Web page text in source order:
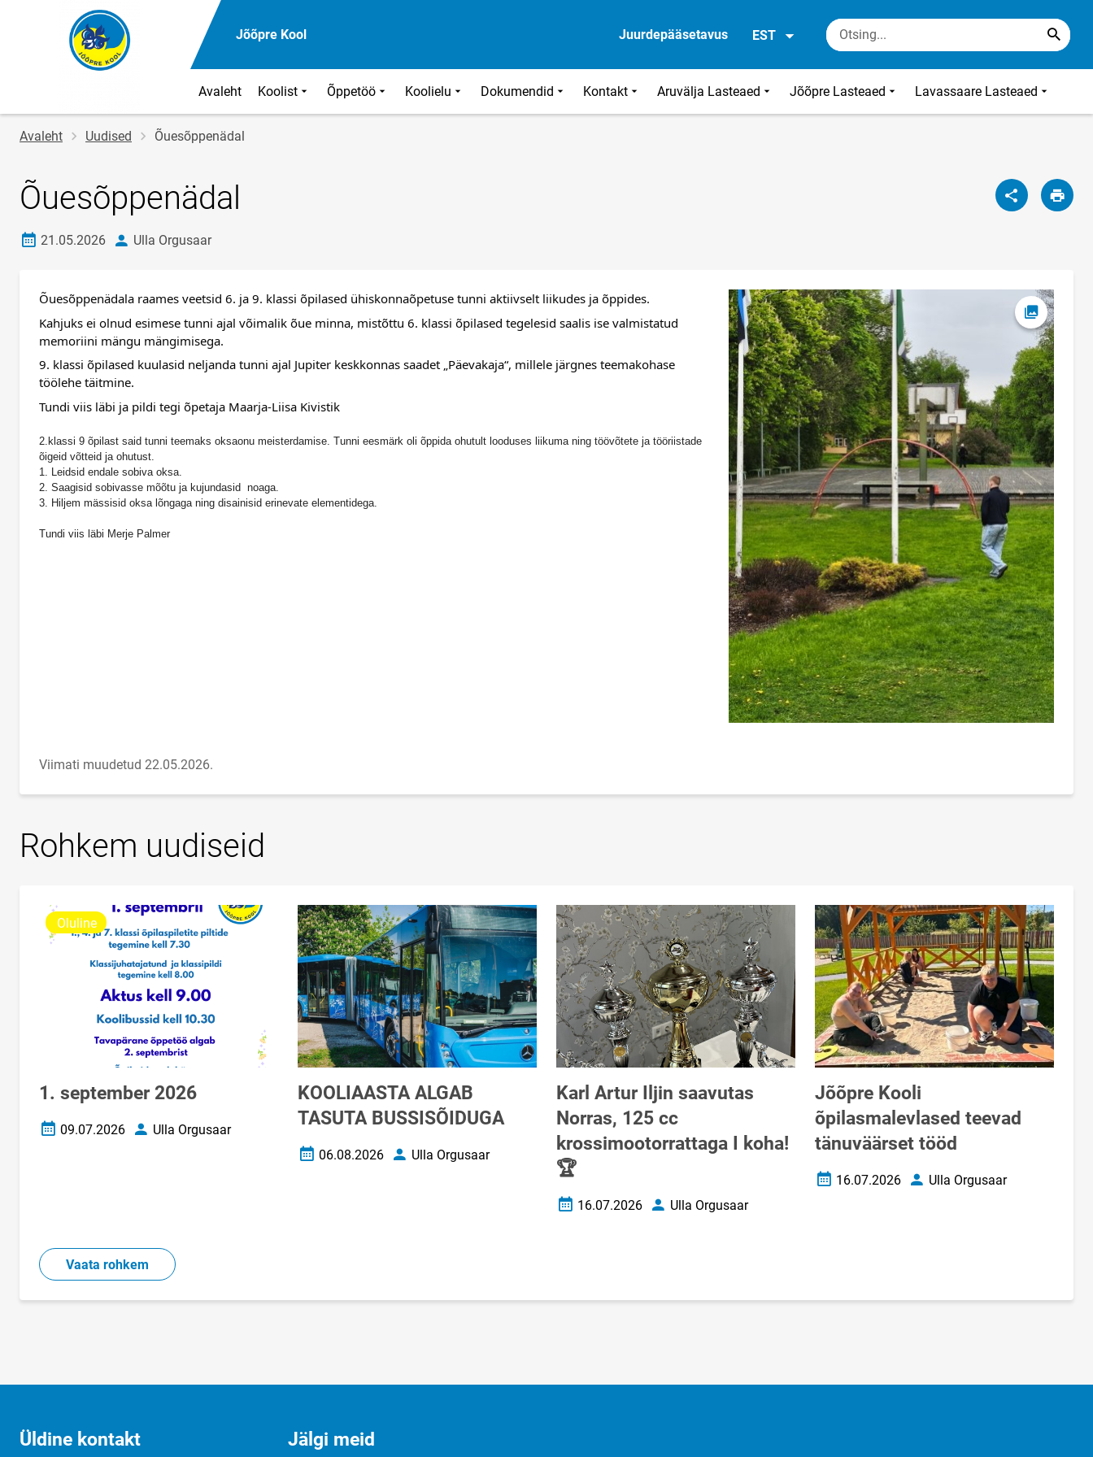
Jõõpre Kool Juurdepääsetavus EST
Avaleht Koolist Õppetöö Koolielu Dokumendid Kontakt Aruvälja Lasteaed Jõõpre Lasteaed Lavassaare Lasteaed
Jälglink
Avaleht Uudised Õuesõppenädal
Õuesõppenädal
Loomise kuupäev
21.05.2026 autorUlla Orgusaar
Õuesõppenädala raames veetsid 6. ja 9. klassi õpilased ühiskonnaõpetuse tunni aktiivselt liikudes ja õppides.
Kahjuks ei olnud esimese tunni ajal võimalik õue minna, mistõttu 6. klassi õpilased tegelesid saalis ise valmistatud
memoriini mängu mängimisega.
9. klassi õpilased kuulasid neljanda tunni ajal Jupiter keskkonnas saadet „Päevakaja“, millele järgnes teemakohase
töölehe täitmine.
Tundi viis läbi ja pildi tegi õpetaja Maarja-Liisa Kivistik
2.klassi 9 õpilast said tunni teemaks oksaonu meisterdamise. Tunni eesmärk oli õppida ohutult looduses liikuma ning töövõtete ja tööriistade
õigeid võtteid ja ohutust.
1. Leidsid endale sobiva oksa.
2. Saagisid sobivasse mõõtu ja kujundasid noaga.
3. Hiljem mässisid oksa lõngaga ning disainisid erinevate elementidega.
Tundi viis läbi Merje Palmer
Ava foto
Viimati muudetud 22.05.2026.
Rohkem uudiseid
Oluline
1. september 2026
Loomise kuupäev
09.07.2026 AutorUlla Orgusaar
KOOLIAASTA ALGAB
TASUTA BUSSISÕIDUGA
Loomise kuupäev
06.08.2026 AutorUlla Orgusaar
Karl Artur Iljin saavutas
Norras, 125 cc
krossimootorrattaga I koha!
🏆
Loomise kuupäev
16.07.2026 AutorUlla Orgusaar
Jõõpre Kooli
õpilasmalevlased teevad
tänuväärset tööd
Loomise kuupäev
16.07.2026 AutorUlla Orgusaar
Vaata rohkem
Üldine kontakt Jälgi meid